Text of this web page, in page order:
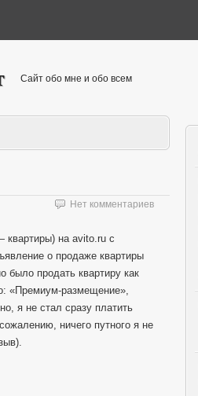
Сайт обо мне и обо всем
Нет комментариев
квартиры) на avito.ru с
о продаже квартиры
было продать квартиру как
«Премиум-размещение»,
я не стал сразу платить
ничего путного я не